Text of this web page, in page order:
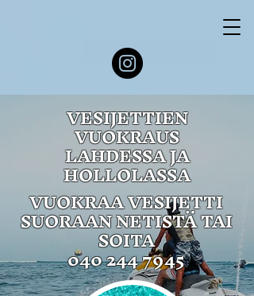
VESIJETTIEN
VUOKRAUS
LAHDESSA JA
HOLLOLASSA
VUOKRAA VESIJETTI
SUORAAN NETISTÄ TAI
SOITA
040 244 7945